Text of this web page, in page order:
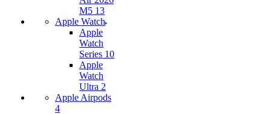
M5 13
Apple Watch
Apple
Watch
Series 10
Apple
Watch
Ultra 2
Apple Airpods
4